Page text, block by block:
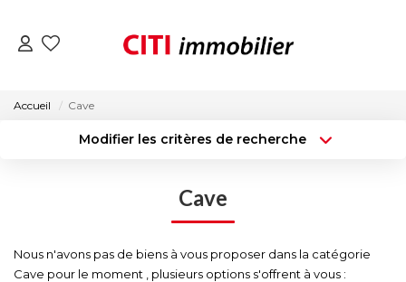
LOCATIONS
ESTIMATION
NOS AGENCES
Accueil Cave
Modifier les critères de recherche
Budget max Plus de critères
Cave
Nous n'avons pas de biens à vous proposer dans la catégorie
Cave pour le moment , plusieurs options s'offrent à vous :